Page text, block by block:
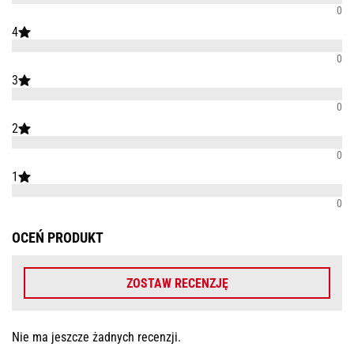
0
4
0
3
0
2
0
1
0
OCEŃ PRODUKT
ZOSTAW RECENZJĘ
Nie ma jeszcze żadnych recenzji.